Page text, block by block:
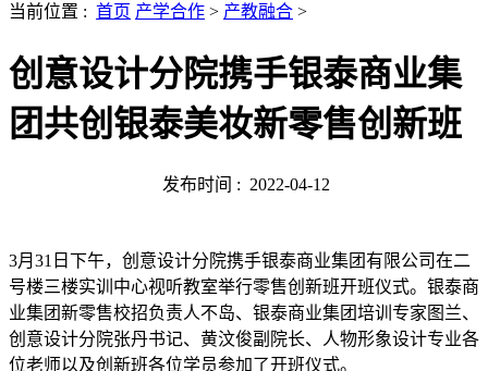
当前位置 : 首页 产学合作 > 产教融合 >
创意设计分院携手银泰商业集
团共创银泰美妆新零售创新班
发布时间 : 2022-04-12
3月31日下午，创意设计分院携手银泰商业集团有限公司在二
号楼三楼实训中心视听教室举行零售创新班开班仪式。银泰商
业集团新零售校招负责人不岛、银泰商业集团培训专家图兰、
创意设计分院张丹书记、黄汶俊副院长、人物形象设计专业各
位老师以及创新班各位学员参加了开班仪式。